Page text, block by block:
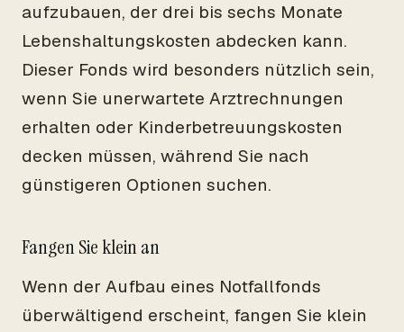
aufzubauen, der drei bis sechs Monate
Lebenshaltungskosten abdecken kann.
Dieser Fonds wird besonders nützlich sein,
wenn Sie unerwartete Arztrechnungen
erhalten oder Kinderbetreuungskosten
decken müssen, während Sie nach
günstigeren Optionen suchen.
Fangen Sie klein an
Wenn der Aufbau eines Notfallfonds
überwältigend erscheint, fangen Sie klein